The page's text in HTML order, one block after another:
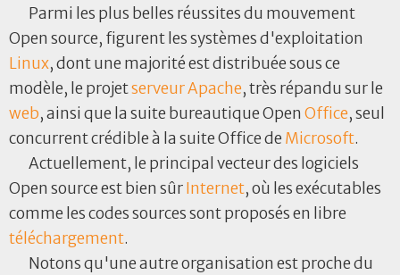
Parmi les plus belles réussites du mouvement
Open source, figurent les systèmes d'exploitation
Linux, dont une majorité est distribuée sous ce
modèle, le projetserveurApache, très répandu sur le
web, ainsi que la suite bureautique Open Office, seul
concurrent crédible à la suite Office de Microsoft.
Actuellement, le principal vecteur des logiciels
Open source est bien sûrInternet, où les exécutables
comme les codes sources sont proposés en libre
téléchargement.
Notons qu'une autre organisation est proche du